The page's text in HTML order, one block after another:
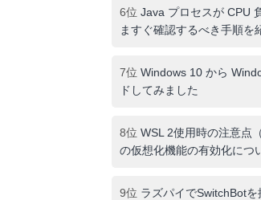
6位 Java プロセスが CPU
ますぐ確認するべき手順を
7位 Windows 10 から
ドしてみました
8位 WSL 2使用時の注意点
の仮想化機能の有効化につ
9位 ラズパイでSwitchBotを